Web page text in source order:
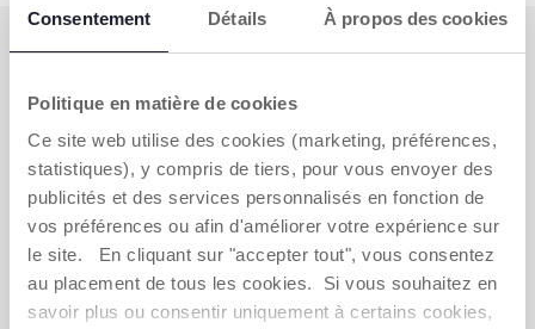
Consentement Détails À propos des cookies
Politique en matière de cookies
Ce site web utilise des cookies (marketing, préférences,
statistiques), y compris de tiers, pour vous envoyer des
publicités et des services personnalisés en fonction de
vos préférences ou afin d'améliorer votre expérience sur
le site. En cliquant sur "accepter tout", vous consentez
au placement de tous les cookies. Si vous souhaitez en
savoir plus ou consentir uniquement à certains cookies,
S'ABONNER À LA NEWSLETTER
dépenser en ligne.
OBTENIR LA RÉDUCTION
VOUS-AVEZ BESOIN DE NOUS
CONTACTER ?